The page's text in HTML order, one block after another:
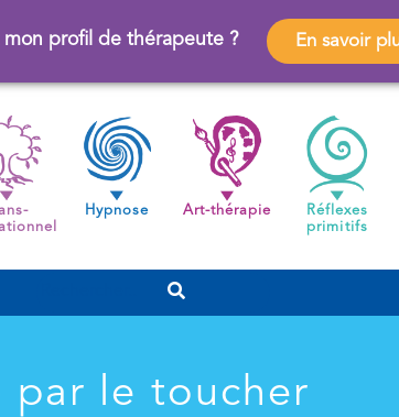
mon profil de thérapeute ? En savoir
Hypnose Art-thérapie
Réflexes
primitifs
par le toucher